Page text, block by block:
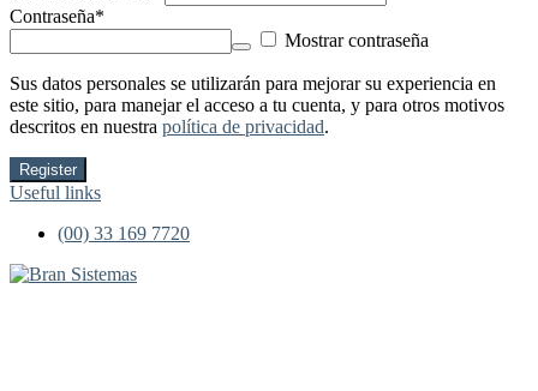
Contraseña*
Mostrar contraseña
Sus datos personales se utilizarán para mejorar su experiencia en
este sitio, para manejar el acceso a tu cuenta, y para otros motivos
descritos en nuestra política de privacidad.
Register
Useful links
(00) 33 169 7720